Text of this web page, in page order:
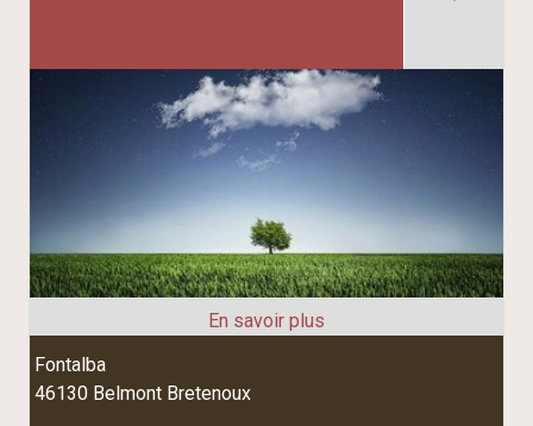
Fontalba
46130 Belmont Bretenoux